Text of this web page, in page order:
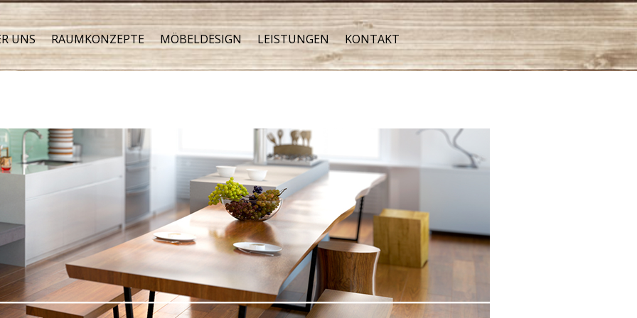
UNS RAUMKONZEPTE MÖBELDESIGN LEISTUNGEN KONTAKT